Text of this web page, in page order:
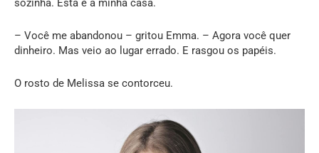
sozinha. Esta é a minha casa.
– Você me abandonou – gritou Emma. – Agora você quer
dinheiro. Mas veio ao lugar errado. E rasgou os papéis.
O rosto de Melissa se contorceu.